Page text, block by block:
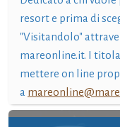
resort e prima di
"Visitandolo"
mareonline.it. I
mettere on line
a